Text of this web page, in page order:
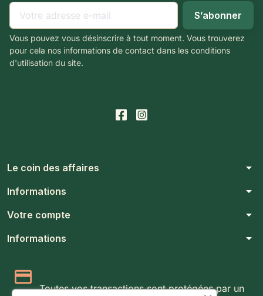
Vous pouvez vous désinscrire à tout moment. Vous trouverez
pour cela nos informations de contact dans les conditions
d'utilisation du site.
Le coin des affaires arrow_drop_down
Informations arrow_drop_down
Votre compte arrow_drop_down
Informations arrow_drop_down
Toutes vos transactions sont protégées par un